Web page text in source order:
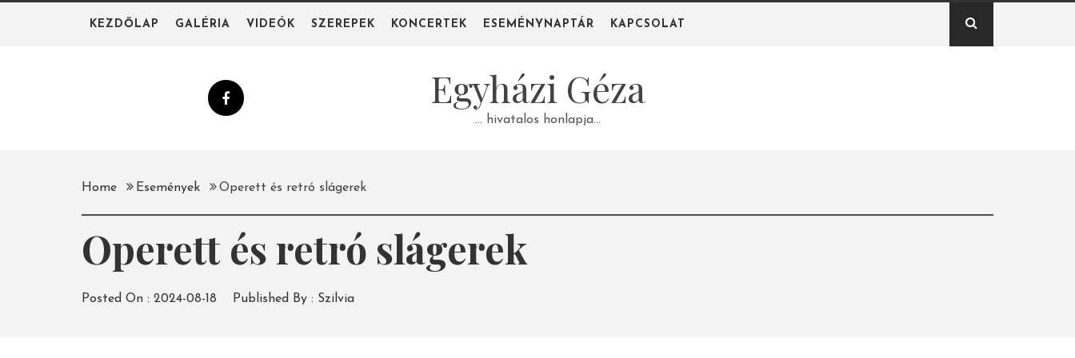
KEZDŐLAP GALÉRIA VIDEÓK SZEREPEK KONCERTEK ESEMÉNYNAPTÁR KAPCSOLAT
Egyházi Géza
… hivatalos honlapja…
Home Események Operett és retró slágerek
Operett és retró slágerek
Posted On : 2024-08-18 Published By : Szilvia